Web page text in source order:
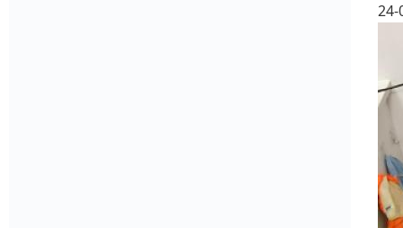
24-